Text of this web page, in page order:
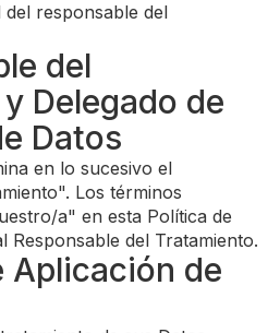
del responsable del
del
Delegado de
Datos
en lo sucesivo el
Los términos
a" en esta Política de
Responsable del Tratamiento.
Aplicación de